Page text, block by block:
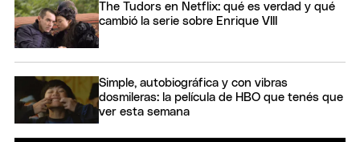
The Tudors en Netflix: qué es verdad y qué
cambió la serie sobre Enrique VIII
Simple, autobiográfica y con vibras
dosmileras: la película de HBO que tenés que
ver esta semana